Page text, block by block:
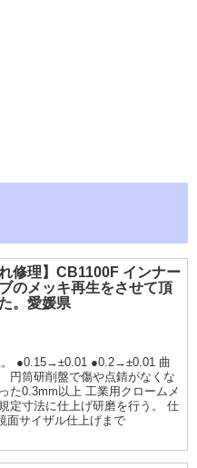
れ修理】CB1100F インナー
のメッキ再生をさせて頂
。愛媛県
。 ●0.15→±0.01 ●0.2→±0.01 曲
円筒研削盤で傷や点錆がなくな
た0.3mm以上 工業用クロームメ
定寸法に仕上げ研磨を行う。 仕
面サイザル仕上げまで